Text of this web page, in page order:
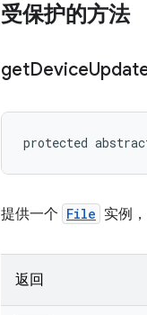
受保护的方法
getDevice
protected
提供一个 File 实例
返回